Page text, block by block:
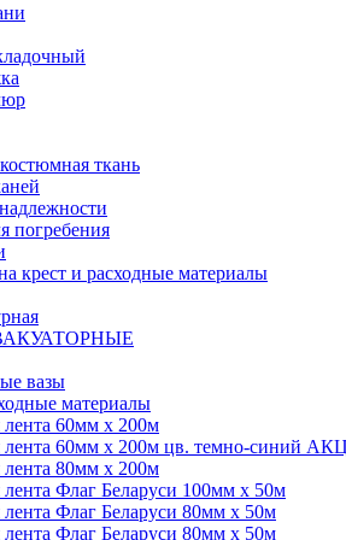
ткань
погребения
крест и расходные материалы
вазы
материалы
лента 60мм х 200м
лента 60мм х 200м цв. темно-синий
лента 80мм х 200м
лента Флаг Беларуси 100мм х 50м
лента Флаг Беларуси 80мм х 50м
лента Флаг Беларуси 80мм х 50м